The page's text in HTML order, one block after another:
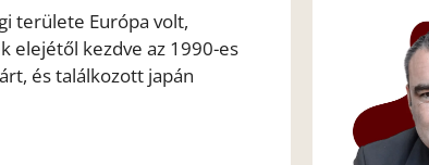
területe Európa volt,
elejétől kezdve az 1990-es
és találkozott japán